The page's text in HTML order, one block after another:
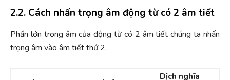
2.2. Cách nhấn trọng âm động từ có 2 âm tiết
Phần lớn trọng âm của động từ có 2 âm tiết chúng ta nhấn
trọng âm vào âm tiết thứ 2.
Dịch nghĩa